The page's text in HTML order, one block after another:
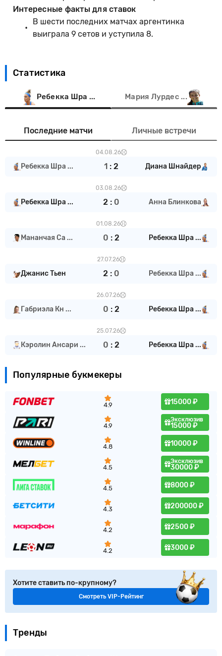
Интересные факты для ставок
В шести последних матчах аргентинка
выиграла 9 сетов и уступила 8.
Статистика
Ребекка Шра ... Мария Лурдес ...
Последние матчи Личные встречи
04.08.26
Ребекка Шра ... 1: 2 Диана Шнайдер
03.08.26
Ребекка Шра ... 2 : 0 Анна Блинкова
01.08.26
Мананчая Са ... 0 : 2 Ребекка Шра ...
27.07.26
Джанис Тьен 2 : 0 Ребекка Шра ...
26.07.26
Габриэла Кн ... 0 : 2 Ребекка Шра ...
25.07.26
Кэролин Ансари ... 0 : 2 Ребекка Шра ...
Популярные букмекеры
4.9 15000 ₽
4.9
Эксклюзив
15000 ₽
4.8 10000 ₽
4.5
Эксклюзив
30000 ₽
4.5 8000 ₽
4.3 200000 ₽
4.2 2500 ₽
4.2 3000 ₽
Хотите ставить по-крупному?
Смотреть VIP-Рейтинг
Тренды